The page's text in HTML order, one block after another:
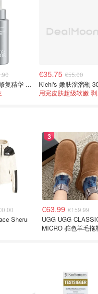
Babor ECM 修复精华 30ml
€35.75 €55.00
Kiehl's 嫩肤溜溜瓶
用
Sheru
3
€63.99 €159.99
UGG UGG
MICRO 驼色羊毛拖